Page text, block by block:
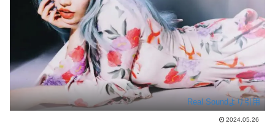
Real Soundより引用
2024.05.26